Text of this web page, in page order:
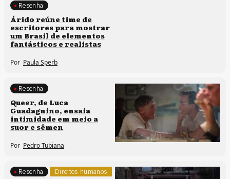
Processos artísticos
Resenha
Árido reúne time de
escritores para mostrar
um Brasil de elementos
fantásticos e realistas
Por Paula Sperb
Processos artísticos
Resenha
Queer, de Luca
Guadagnino, ensaia
intimidade em meio a
suor e sêmen
Por Pedro Tubiana
Direitos humanos
Resenha